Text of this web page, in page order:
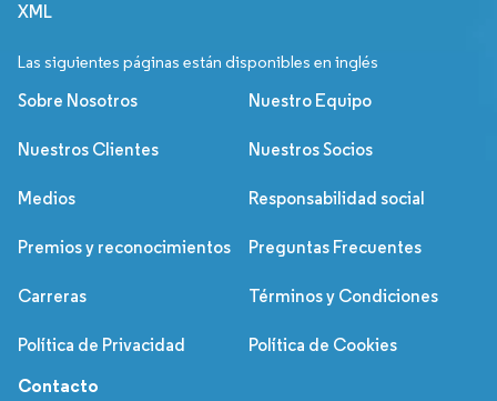
XML
Las siguientes páginas están disponibles en inglés
Sobre Nosotros Nuestro Equipo
Nuestros Clientes Nuestros Socios
Medios Responsabilidad social
Premios y reconocimientos Preguntas Frecuentes
Carreras Términos y Condiciones
Política de Privacidad Política de Cookies
Contacto